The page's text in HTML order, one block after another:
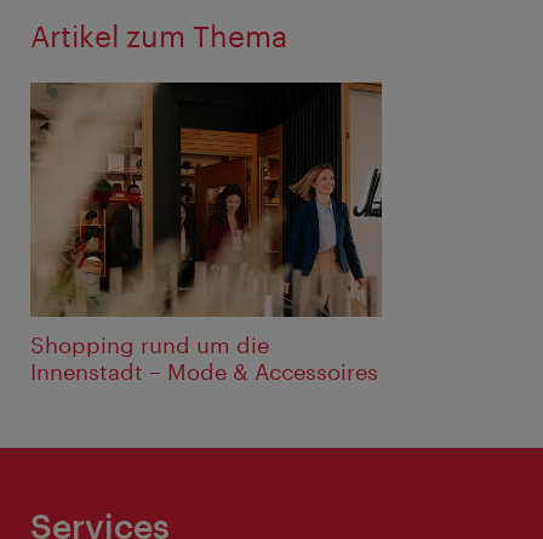
Artikel zum Thema
Shopping rund um die
Innenstadt – Mode & Accessoires
Services